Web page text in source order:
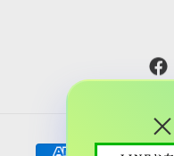
済